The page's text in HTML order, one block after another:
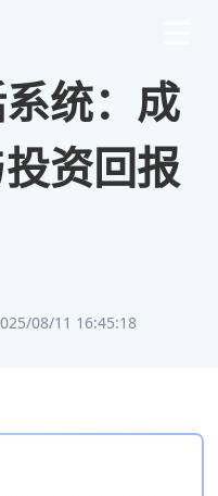
统：成
资回报
08/11 16:45:18